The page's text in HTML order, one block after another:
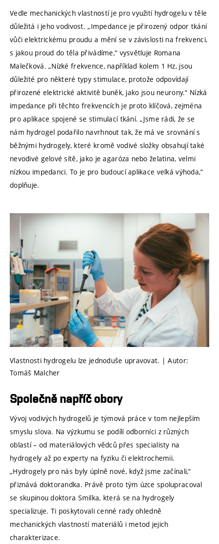
Vedle mechanických vlastností je pro využití hydrogelu v těle
důležitá i jeho vodivost. „Impedance je přirozený odpor tkání
vůči elektrickému proudu a mění se v závislosti na frekvenci,
s jakou proud do těla přivádíme,“ vysvětluje Romana
Malečková. „Nízké frekvence, například kolem 1 Hz, jsou
důležité pro některé typy stimulace, protože odpovídají
přirozené elektrické aktivitě buněk, jako jsou neurony.“ Nízká
impedance při těchto frekvencích je proto klíčová, zejména
pro aplikace spojené se stimulací tkání. „Jsme rádi, že se
nám hydrogel podařilo navrhnout tak, že má ve srovnání s
běžnými hydrogely, které kromě vodivé složky obsahují také
nevodivé gelové sítě, jako je agaróza nebo želatina, velmi
nízkou impedanci. To je pro budoucí aplikace velká výhoda,“
doplňuje.
Vlastnosti hydrogelu lze jednoduše upravovat. | Autor:
Tomáš Malcher
Společně napříč obory
Vývoj vodivých hydrogelů je týmová práce v tom nejlepším
smyslu slova. Na výzkumu se podílí odborníci z různých
oblastí – od materiálových vědců přes specialisty na
hydrogely až po experty na fyziku či elektrochemii.
„Hydrogely pro nás byly úplně nové, když jsme začínali,“
přiznává doktorandka. Právě proto tým úzce spolupracoval
se skupinou doktora Smilka, která se na hydrogely
specializuje. Ti poskytovali cenné rady ohledně
mechanických vlastností materiálů i metod jejich
charakterizace.